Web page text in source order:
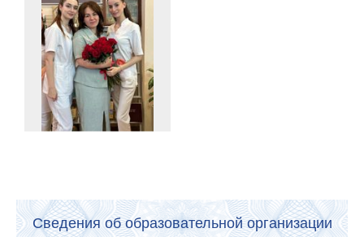
Сведения об образовательной организации